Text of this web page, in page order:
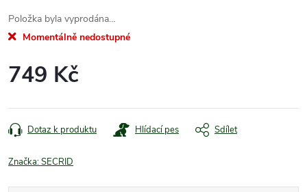
Položka byla vyprodána…
Momentálně nedostupné
749 Kč
cena:
Dotaz k produktu Hlídací pes Sdílet
Značka:SECRID